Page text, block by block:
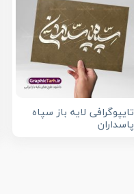
تایپوگرافی لایه باز سپاه
پاسداران